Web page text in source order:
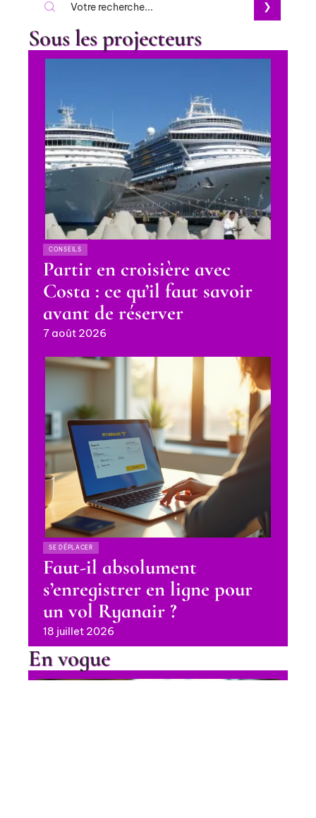
Sous les projecteurs
CONSEILS
Partir en croisière avec
Costa : ce qu’il faut savoir
avant de réserver
7 août 2026
SE DÉPLACER
Faut-il absolument
s’enregistrer en ligne pour
un vol Ryanair ?
18 juillet 2026
En vogue